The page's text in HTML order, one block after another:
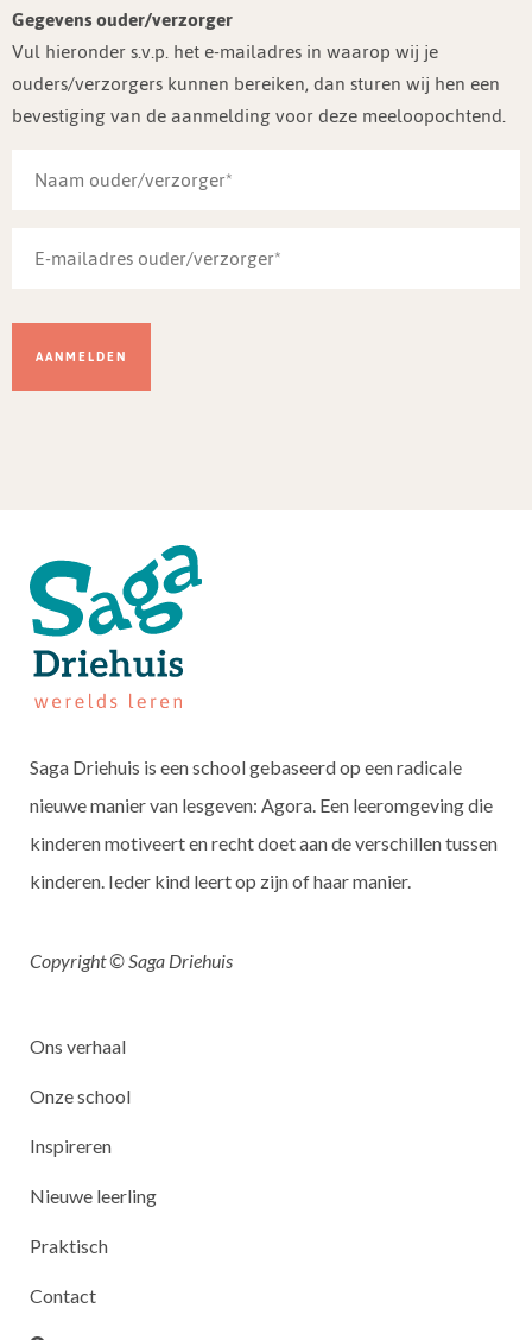
Gegevens ouder/verzorger
Vul hieronder s.v.p. het e-mailadres in waarop wij je
ouders/verzorgers kunnen bereiken, dan sturen wij hen een
bevestiging van de aanmelding voor deze meeloopochtend.
veld
niet
Saga Driehuis is een school gebaseerd op een radicale
nieuwe manier van lesgeven: Agora. Een leeromgeving die
kinderen motiveert en recht doet aan de verschillen tussen
kinderen. Ieder kind leert op zijn of haar manier.
Copyright © Saga Driehuis
Ons verhaal
Onze school
Inspireren
Nieuwe leerling
Praktisch
Contact